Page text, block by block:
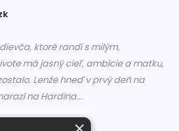
ktoré randí s milým,
má jasný cieľ, ambície a matku,
Lenže hneď v prvý deň na
na Hardina...
za zásluhy